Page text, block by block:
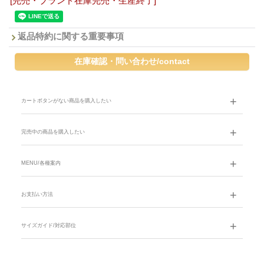
返品特約に関する重要事項
カートボタンがない商品を購入したい
完売中の商品を購入したい
MENU/各種案内
お支払い方法
サイズガイド/対応部位